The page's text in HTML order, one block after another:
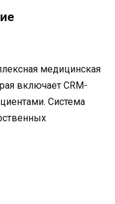
медицинская
включает CRM-
Система